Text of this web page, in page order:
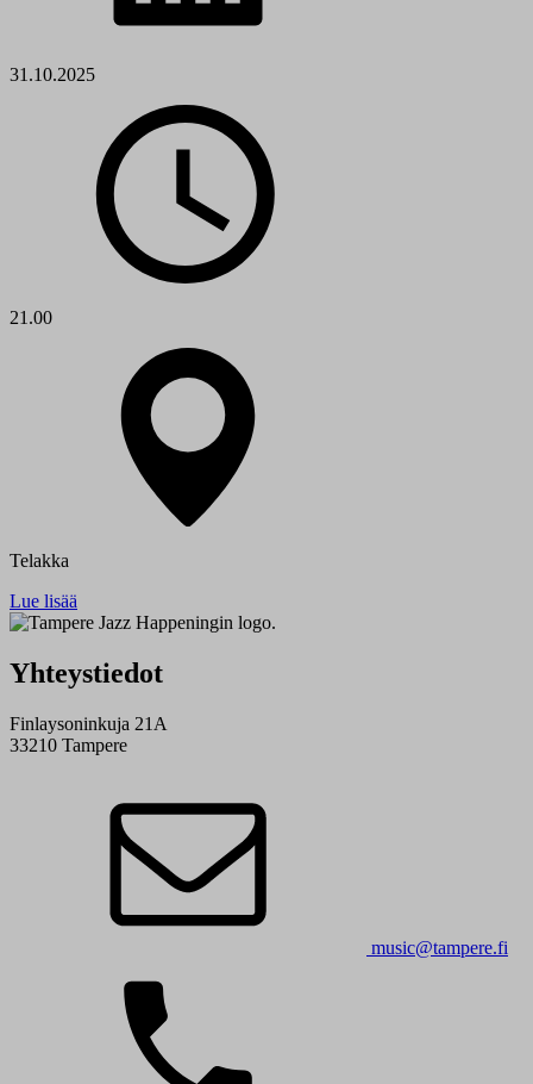
31.10.2025
21.00
Telakka
Lue lisää
Yhteystiedot
Finlaysoninkuja 21A
33210 Tampere
music@tampere.fi